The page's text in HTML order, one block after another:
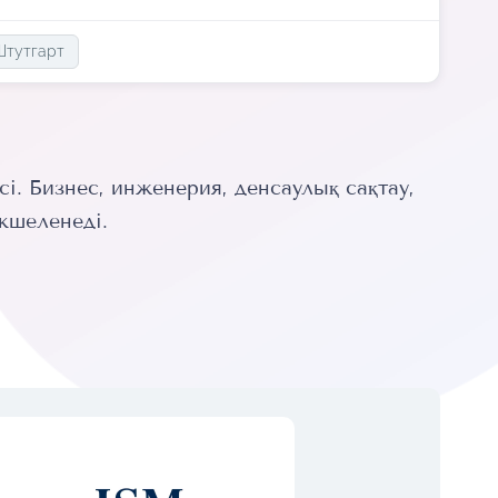
Штутгарт
Бизнес, инженерия, денсаулық сақтау,